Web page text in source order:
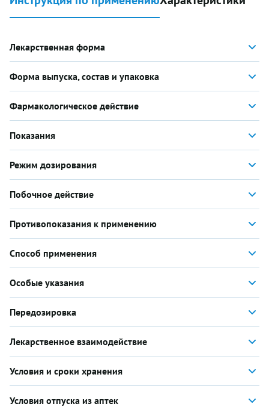
Лекарственная форма
Форма выпуска, состав и упаковка
Фармакологическое действие
Показания
Режим дозирования
Побочное действие
Противопоказания к применению
Способ применения
Особые указания
Передозировка
Лекарственное взаимодействие
Условия и сроки хранения
Условия отпуска из аптек